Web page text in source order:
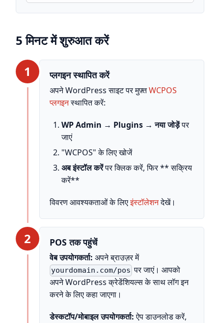
5 मिनट में शुरुआत करें
1
प्लगइन स्थापित करें
अपने WordPress साइट पर मुफ़्तWCPOS
प्लगइनस्थापित करें:
WP Admin → Plugins → नया जोड़ेंपर
जाएं
"WCPOS" के लिए खोजें
अब इंस्टॉल करेंपर क्लिक करें, फिर ** सक्रिय
करें**
विवरण आवश्यकताओं के लिएइंस्टॉलेशनदेखें।
2 POS तक पहुंचें
वेब उपयोगकर्ता: अपने ब्राउज़र में
yourdomain.com/pos पर जाएं। आपको
अपने WordPress क्रेडेंशियल्स के साथ लॉग इन
करने के लिए कहा जाएगा।
डेस्कटॉप/मोबाइल उपयोगकर्ता:ऐप डाउनलोड करें,